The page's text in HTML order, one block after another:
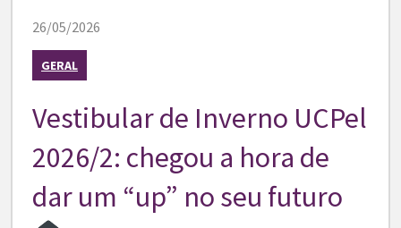
26/05/2026
GERAL
Vestibular de Inverno UCPel
2026/2: chegou a hora de
dar um “up” no seu futuro